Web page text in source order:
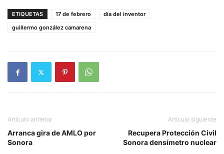
ETIQUETAS 17 de febrero
día del inventor
guillermo gonzález camarena
Artículo anterior
Arranca gira de AMLO por
Sonora
Artículo siguiente
Recupera Protección Civil
Sonora densímetro nuclear